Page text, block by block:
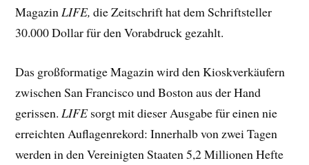
MagazinLIFE,die Zeitschrift hat dem Schriftsteller
30.000 Dollar für den Vorabdruck gezahlt.
Das großformatige Magazin wird den Kioskverkäufern
zwischen San Francisco und Boston aus der Hand
gerissen. LIFEsorgt mit dieser Ausgabe für einen nie
erreichten Auflagenrekord: Innerhalb von zwei Tagen
werden in den Vereinigten Staaten 5,2 Millionen Hefte